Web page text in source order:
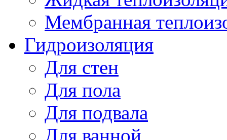
Мембранная
Гидроизоляция
Для стен
Для пола
Для подвала
Для ванной